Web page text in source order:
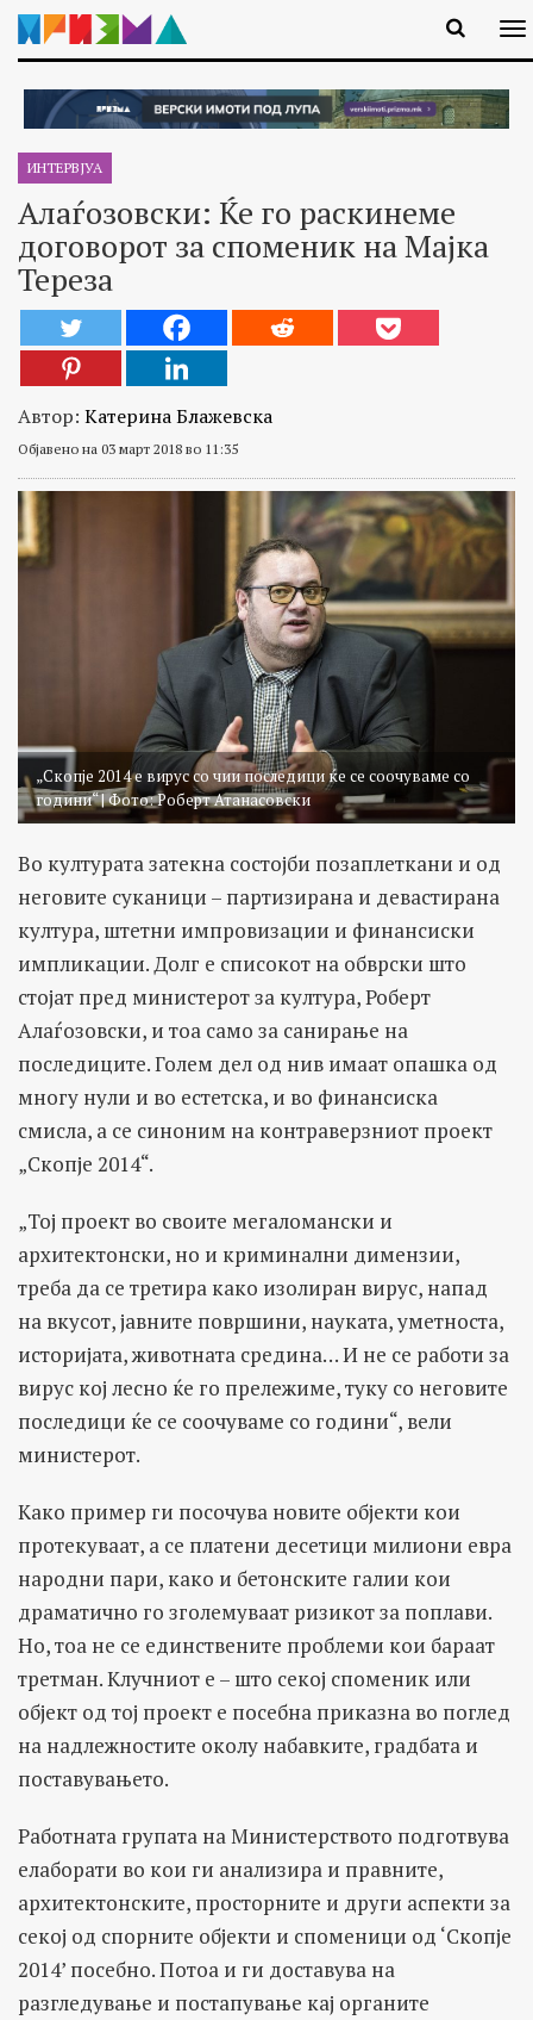
ИНТЕРВЈУА
Алаѓозовски: Ќе го раскинеме
договорот за споменик на Мајка
Тереза
Автор: Катерина Блажевска
Објавено на 03 март 2018 во 11:35
„Скопје 2014 е вирус со чии последици ќе се соочуваме со
години“ | Фото: Роберт Атанасовски
Во културата затекна состојби позаплеткани и од
неговите суканици – партизирана и девастирана
култура, штетни импровизации и финансиски
импликации. Долг е списокот на обврски што
стојат пред министерот за култура, Роберт
Алаѓозовски, и тоа само за санирање на
последиците. Голем дел од нив имаат опашка од
многу нули и во естетска, и во финансиска
смисла, а се синоним на контраверзниот проект
„Скопје 2014“.
„Тој проект во своите мегаломански и
архитектонски, но и криминални димензии,
треба да се третира како изолиран вирус, напад
на вкусот, јавните површини, науката, уметноста,
историјата, животната средина… И не се работи за
вирус кој лесно ќе го прележиме, туку со неговите
последици ќе се соочуваме со години“, вели
министерот.
Како пример ги посочува новите објекти кои
протекуваат, а се платени десетици милиони евра
народни пари, како и бетонските галии кои
драматично го зголемуваат ризикот за поплави.
Но, тоа не се единствените проблеми кои бараат
третман. Клучниот е – што секој споменик или
објект од тој проект е посебна приказна во поглед
на надлежностите околу набавките, градбата и
поставувањето.
Работната групата на Министерството подготвува
елаборати во кои ги анализира и правните,
архитектонските, просторните и други аспекти за
секој од спорните објекти и споменици од ‘Скопје
2014’ посебно. Потоа и ги доставува на
разгледување и постапување кај органите